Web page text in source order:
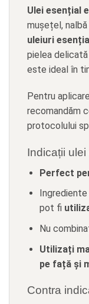
Ulei esențial
mușețel,
uleiuri
pielea
este ideal în
Pentru
recomandăm
protocolului
Indicații
Perfect
pot fi
Nu
Utilizați
pe față și
Contra